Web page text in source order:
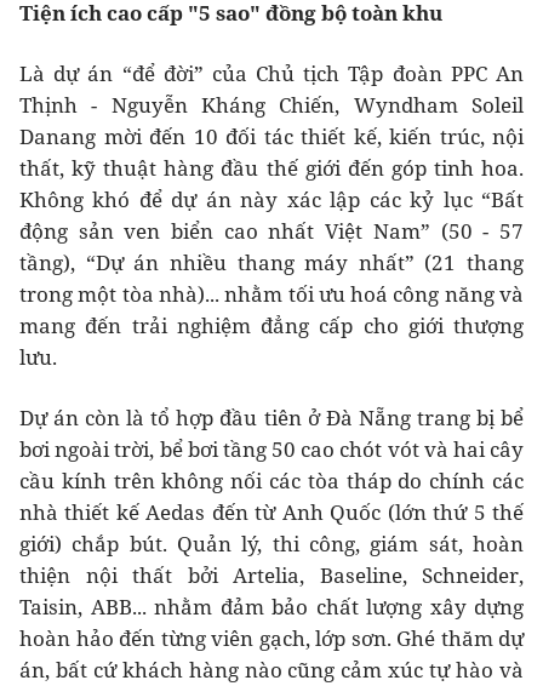
Tiện ích cao cấp "5 sao" đồng bộ toàn khu
Là dự án “để đời” của Chủ tịch Tập đoàn PPC An
Thịnh - Nguyễn Kháng Chiến, Wyndham Soleil
Danang mời đến 10 đối tác thiết kế, kiến trúc, nội
thất, kỹ thuật hàng đầu thế giới đến góp tinh hoa.
Không khó để dự án này xác lập các kỷ lục “Bất
động sản ven biển cao nhất Việt Nam” (50 - 57
tầng), “Dự án nhiều thang máy nhất” (21 thang
trong một tòa nhà)... nhằm tối ưu hoá công năng và
mang đến trải nghiệm đẳng cấp cho giới thượng
lưu.
Dự án còn là tổ hợp đầu tiên ở Đà Nẵng trang bị bể
bơi ngoài trời, bể bơi tầng 50 cao chót vót và hai cây
cầu kính trên không nối các tòa tháp do chính các
nhà thiết kế Aedas đến từ Anh Quốc (lớn thứ 5 thế
giới) chắp bút. Quản lý, thi công, giám sát, hoàn
thiện nội thất bởi Artelia, Baseline, Schneider,
Taisin, ABB... nhằm đảm bảo chất lượng xây dựng
hoàn hảo đến từng viên gạch, lớp sơn. Ghé thăm dự
án, bất cứ khách hàng nào cũng cảm xúc tự hào và